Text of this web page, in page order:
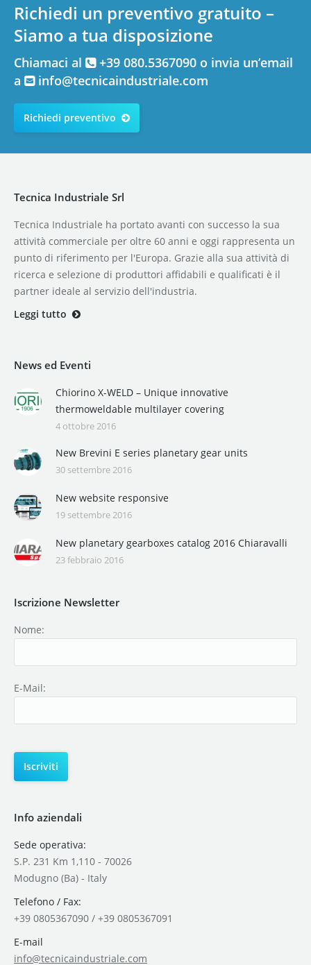
Richiedi un preventivo gratuito –
Siamo a tua disposizione
Chiamaci al
+39 080.5367090 o invia un’email
a
info@tecnicaindustriale.com
Richiedi preventivo
Tecnica Industriale Srl
Tecnica Industriale ha portato avanti con successo la sua
attività commerciale per oltre 60 anni e oggi rappresenta un
punto di riferimento per l'Europa. Grazie alla sua attività di
ricerca e selezione di produttori affidabili e qualificati è il
partner ideale al servizio dell'industria.
Leggi tutto
News ed Eventi
Chiorino X-WELD – Unique innovative
thermoweldable multilayer covering
4 ottobre 2016
New Brevini E series planetary gear units
30 settembre 2016
New website responsive
19 settembre 2016
New planetary gearboxes catalog 2016 Chiaravalli
23 febbraio 2016
Iscrizione Newsletter
Nome:
E-Mail:
Info aziendali
Sede operativa:
S.P. 231 Km 1,110 - 70026
Modugno (Ba) - Italy
Telefono / Fax:
+39 0805367090 / +39 0805367091
E-mail
info@tecnicaindustriale.com